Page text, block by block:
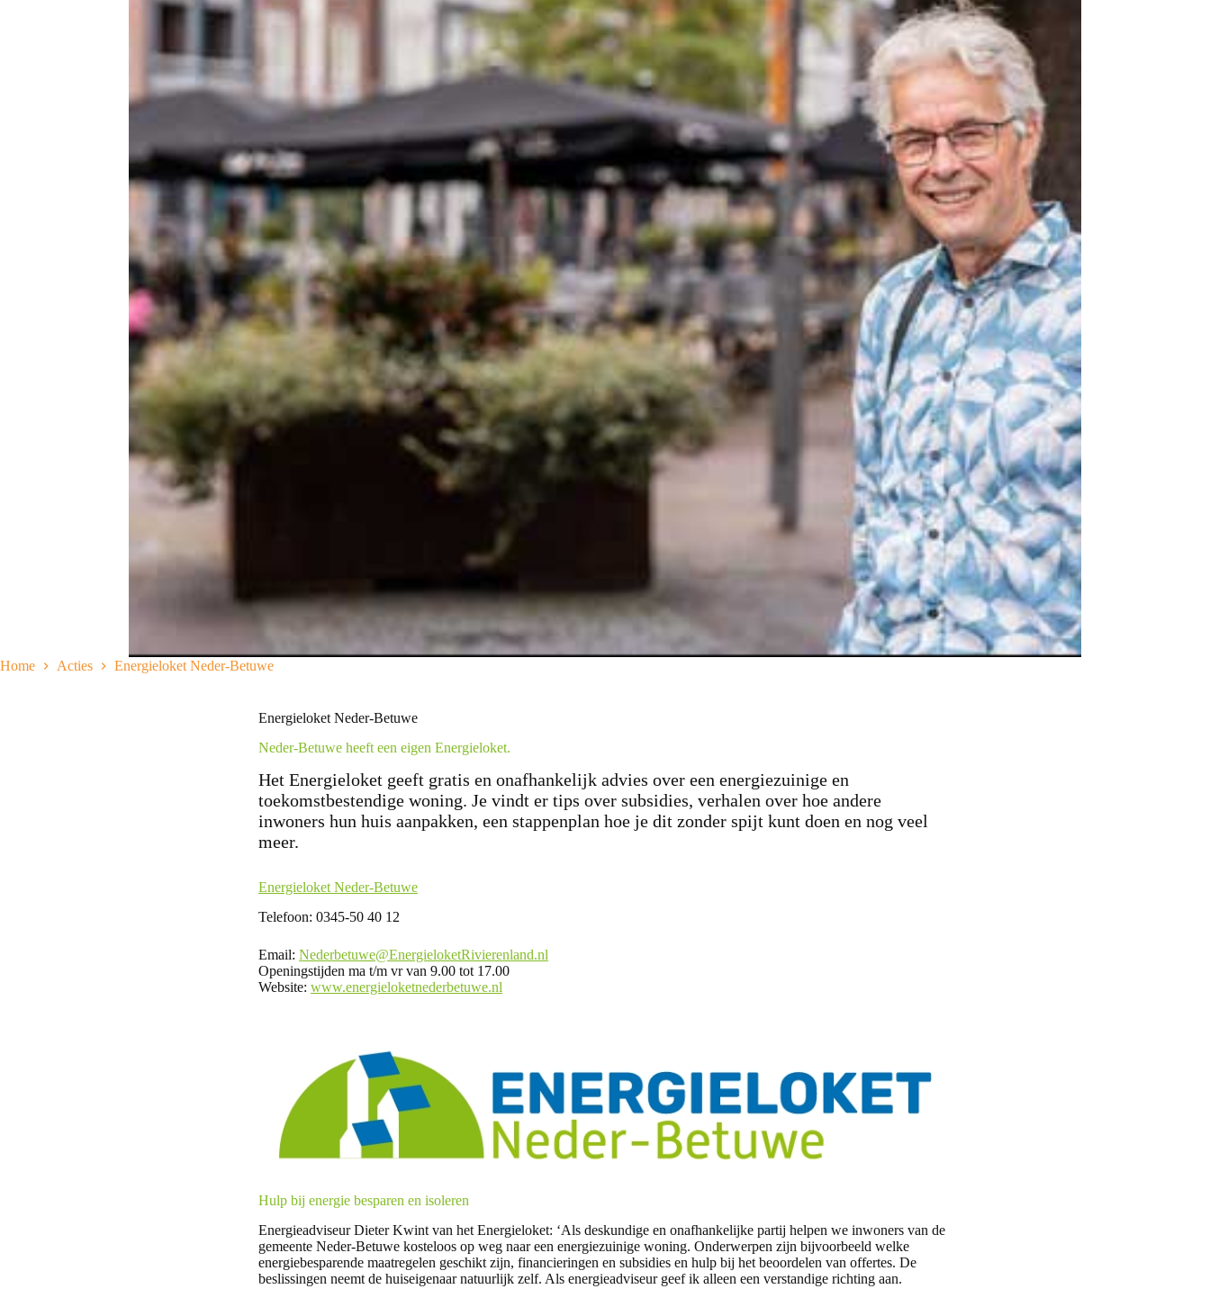
Home Acties Energieloket Neder-Betuwe
Energieloket Neder-Betuwe
Neder-Betuwe heeft een eigen Energieloket.
Het Energieloket geeft gratis en onafhankelijk advies over een energiezuinige en
toekomstbestendige woning. Je vindt er tips over subsidies, verhalen over hoe andere
inwoners hun huis aanpakken, een stappenplan hoe je dit zonder spijt kunt doen en nog veel
meer.
Energieloket Neder-Betuwe
Telefoon: 0345-50 40 12
Email: Nederbetuwe@EnergieloketRivierenland.nl
Openingstijden ma t/m vr van 9.00 tot 17.00
Website: www.energieloketnederbetuwe.nl
Hulp bij energie besparen en isoleren
Energieadviseur Dieter Kwint van het Energieloket: ‘Als deskundige en onafhankelijke partij helpen we inwoners van de
gemeente Neder-Betuwe kosteloos op weg naar een energiezuinige woning. Onderwerpen zijn bijvoorbeeld welke
energiebesparende maatregelen geschikt zijn, financieringen en subsidies en hulp bij het beoordelen van offertes. De
beslissingen neemt de huiseigenaar natuurlijk zelf. Als energieadviseur geef ik alleen een verstandige richting aan.